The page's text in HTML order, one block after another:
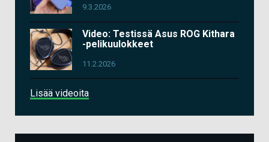
9.3.2026
Video: Testissä Asus ROG Kithara
-pelikuulokkeet
11.2.2026
Lisää videoita